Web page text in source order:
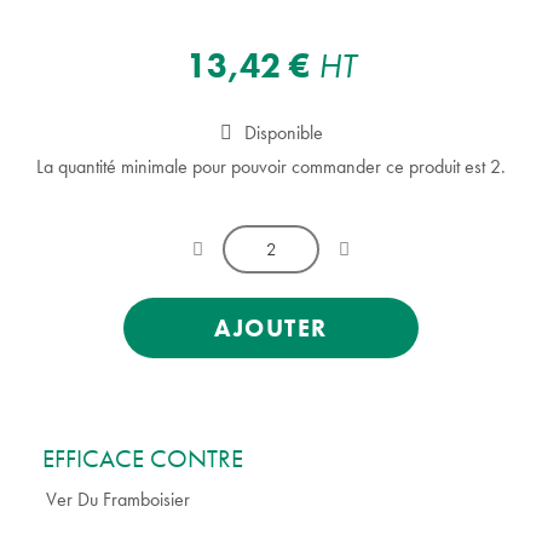
(1 avis)
13,42 € HT
Disponible
La quantité minimale pour pouvoir commander ce produit est 2.
AJOUTER
EFFICACE CONTRE
Ver Du Framboisier